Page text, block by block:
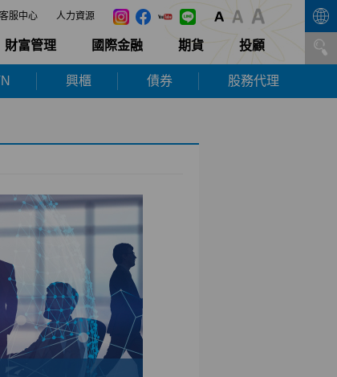
客服中心 人力資源
財富管理 國際金融 期貨 投顧
興櫃 債券 股務代理